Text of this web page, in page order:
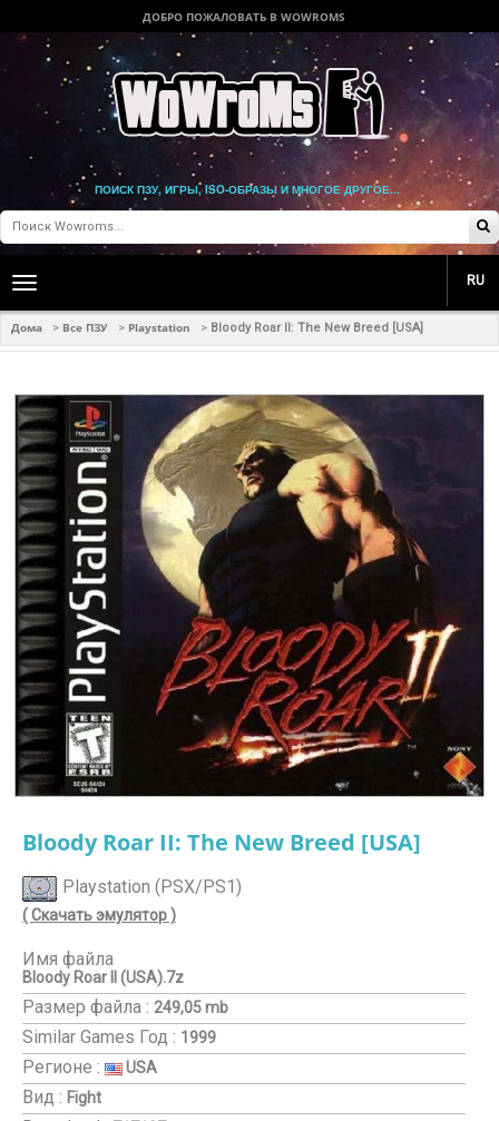
ДОБРО ПОЖАЛОВАТЬ В WOWROMS
ПОИСК ПЗУ, ИГРЫ, ISO-ОБРАЗЫ И МНОГОЕ ДРУГОЕ...
Toggle
navigation
RU
Дома > Все ПЗУ > Playstation > Bloody Roar II: The New Breed [USA]
Bloody Roar II: The New Breed [USA]
Playstation (PSX/PS1)
( Скачать эмулятор )
Имя файла
Bloody Roar II (USA).7z
Размер файла : 249,05 mb
Similar Games Год : 1999
Регионе : USA
Вид : Fight